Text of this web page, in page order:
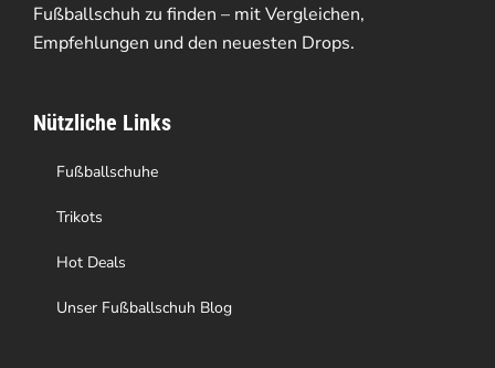
Fußballschuh zu finden – mit Vergleichen,
Empfehlungen und den neuesten Drops.
Nützliche Links
Fußballschuhe
Trikots
Hot Deals
Unser Fußballschuh Blog